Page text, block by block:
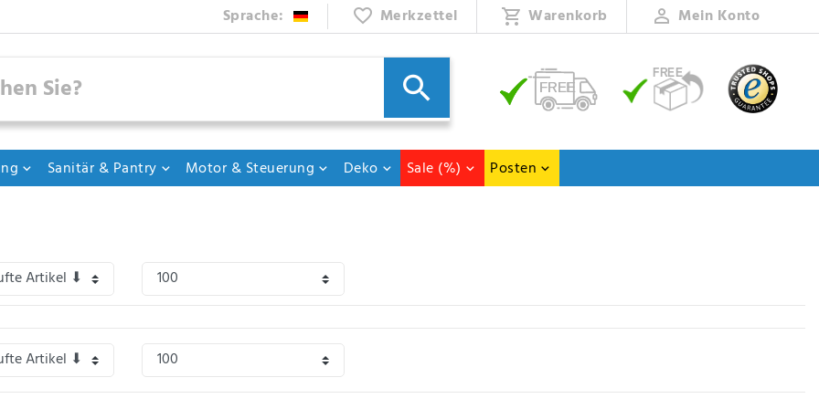
Sprache: Merkzettel Warenkorb Mein Konto
Sanitär & Pantry Motor & Steuerung Deko Sale (%) Posten